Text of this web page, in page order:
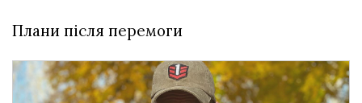
Плани після перемоги